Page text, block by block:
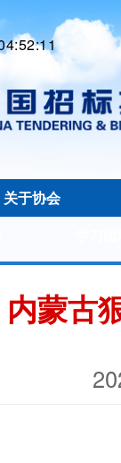
关于协会
内蒙古